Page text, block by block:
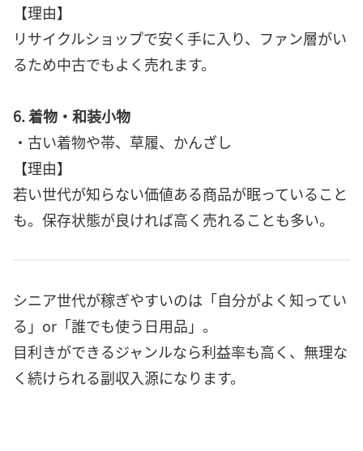
【理由】
リサイクルショップで安く手に入り、ファン層がい
るため中古でもよく売れます。
6. 着物・和装小物
・古い着物や帯、草履、かんざし
【理由】
若い世代が知らない価値ある商品が眠っていること
も。保存状態が良ければ高く売れることも多い。
シニア世代が稼ぎやすいのは「自分がよく知ってい
る」or「誰でも使う日用品」。
目利きができるジャンルなら利益率も高く、無理な
く続けられる副収入源になります。